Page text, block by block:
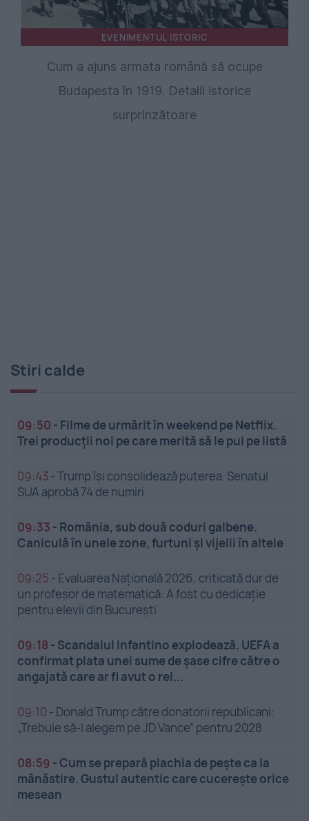
EVENIMENTUL ISTORIC
Cum a ajuns armata română să ocupe
Budapesta în 1919. Detalii istorice
surprinzătoare
Stiri calde
09:50 - Filme de urmărit în weekend pe Netflix.
Trei producții noi pe care merită să le pui pe listă
09:43 -Trump își consolidează puterea. Senatul
SUA aprobă 74 de numiri
09:33 - România, sub două coduri galbene.
Caniculă în unele zone, furtuni și vijelii în altele
09:25 - Evaluarea Națională 2026, criticată dur de
un profesor de matematică: A fost cu dedicație
pentru elevii din București
09:18 - Scandalul Infantino explodează. UEFA a
confirmat plata unei sume de șase cifre către o
angajată care ar fi avut o rel...
09:10 - Donald Trump către donatorii republicani:
„Trebuie să-l alegem pe JD Vance” pentru 2028
08:59 -Cum se prepară plachia de pește ca la
mânăstire. Gustul autentic care cucerește orice
mesean